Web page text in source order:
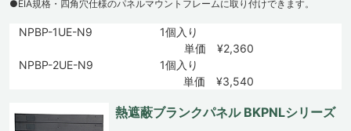
●EIA規格・四角穴仕様のパネルマウントフレームに取り付けできます。
NPBP-1UE-N9
1個入り
単価 ¥2,360
NPBP-2UE-N9
1個入り
単価 ¥3,540
熱遮蔽ブランクパネル BKPNLシリーズ